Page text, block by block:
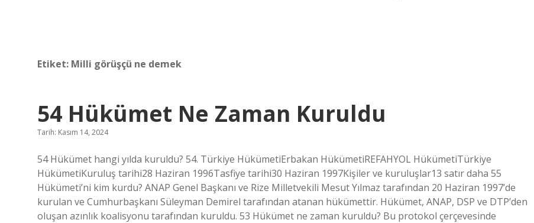
Etiket: Milli görüşçü ne demek
54 Hükümet Ne Zaman Kuruldu
Tarih: Kasım 14, 2024
54 Hükümet hangi yılda kuruldu? 54. Türkiye HükümetiErbakan HükümetiREFAHYOL HükümetiTürkiye
HükümetiKuruluş tarihi28 Haziran 1996Tasfiye tarihi30 Haziran 1997Kişiler ve kuruluşlar13 satır daha 55
Hükümeti’ni kim kurdu? ANAP Genel Başkanı ve Rize Milletvekili Mesut Yılmaz tarafından 20 Haziran 1997’de
kurulan ve Cumhurbaşkanı Süleyman Demirel tarafından atanan hükümettir. Hükümet, ANAP, DSP ve DTP’den
oluşan azınlık koalisyonu tarafından kuruldu. 53 Hükümet ne zaman kuruldu? Bu protokol çerçevesinde